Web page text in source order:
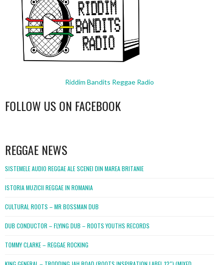
Riddim Bandits Reggae Radio
FOLLOW US ON FACEBOOK
REGGAE NEWS
SISTEMELE AUDIO REGGAE ALE SCENEI DIN MAREA BRITANIE
ISTORIA MUZICII REGGAE IN ROMANIA
CULTURAL ROOTS – MR BOSSMAN DUB
DUB CONDUCTOR – FLYING DUB – ROOTS YOUTHS RECORDS
TOMMY CLARKE – REGGAE ROCKING